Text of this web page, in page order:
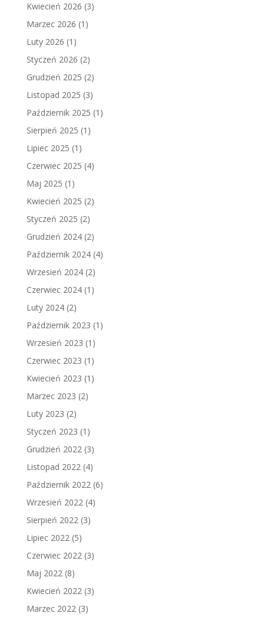
Kwiecień 2026 (3)
Marzec 2026 (1)
Luty 2026 (1)
Styczeń 2026 (2)
Grudzień 2025 (2)
Listopad 2025 (3)
Październik 2025 (1)
Sierpień 2025 (1)
Lipiec 2025 (1)
Czerwiec 2025 (4)
Maj 2025 (1)
Kwiecień 2025 (2)
Styczeń 2025 (2)
Grudzień 2024(2)
Październik 2024(4)
Wrzesień 2024(2)
Czerwiec 2024(1)
Luty 2024(2)
Październik 2023 (1)
Wrzesień 2023 (1)
Czerwiec 2023 (1)
Kwiecień 2023 (1)
Marzec 2023 (2)
Luty 2023 (2)
Styczeń 2023 (1)
Grudzień 2022(3)
Listopad 2022(4)
Październik 2022(6)
Wrzesień 2022(4)
Sierpień 2022(3)
Lipiec 2022(5)
Czerwiec 2022(3)
Maj 2022(8)
Kwiecień 2022(3)
Marzec 2022(3)